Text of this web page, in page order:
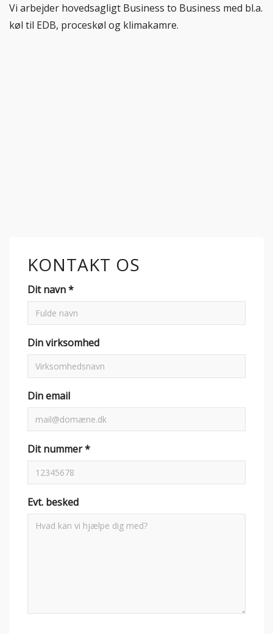
Vi arbejder hovedsagligt Business to Business med bl.a.
køl til EDB, proceskøl og klimakamre.
KONTAKT OS
Dit navn *
Din virksomhed
Din email
Dit nummer *
Evt. besked